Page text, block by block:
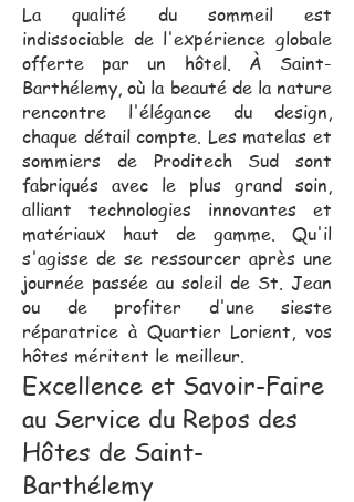
La qualité du sommeil est
indissociable de l'expérience globale
offerte par un hôtel. À Saint-
Barthélemy, où la beauté de la nature
rencontre l'élégance du design,
chaque détail compte. Les matelas et
sommiers de Proditech Sud sont
fabriqués avec le plus grand soin,
alliant technologies innovantes et
matériaux haut de gamme. Qu'il
s'agisse de se ressourcer après une
journée passée au soleil de St. Jean
ou de profiter d'une sieste
réparatrice à Quartier Lorient, vos
hôtes méritent le meilleur.
Excellence et Savoir-Faire
au Service du Repos des
Hôtes de Saint-
Barthélemy